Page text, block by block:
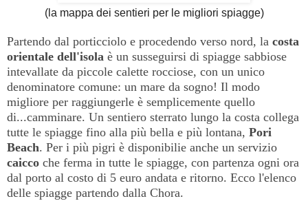
(la mappa dei sentieri per le migliori spiagge)
Partendo dal porticciolo e procedendo verso nord, la costa
orientale dell'isola è un susseguirsi di spiagge sabbiose
intevallate da piccole calette rocciose, con un unico
denominatore comune: un mare da sogno! Il modo
migliore per raggiungerle è semplicemente quello
di...camminare. Un sentiero sterrato lungo la costa collega
tutte le spiagge fino alla più bella e più lontana, Pori
Beach. Per i più pigri è disponibilie anche un servizio
caicco che ferma in tutte le spiagge, con partenza ogni ora
dal porto al costo di 5 euro andata e ritorno. Ecco l'elenco
delle spiagge partendo dalla Chora.